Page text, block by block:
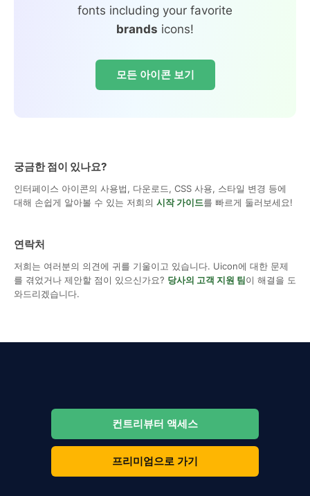
fonts including your favorite
brands icons!
모든 아이콘 보기
궁금한 점이 있나요?
인터페이스 아이콘의 사용법, 다운로드, CSS 사용, 스타일 변경 등에
대해 손쉽게 알아볼 수 있는 저희의 시작 가이드를 빠르게 둘러보세요!
연락처
저희는 여러분의 의견에 귀를 기울이고 있습니다. Uicon에 대한 문제
를 겪었거나 제안할 점이 있으신가요? 당사의 고객 지원 팀이 해결을 도
와드리겠습니다.
컨트리뷰터 액세스
프리미엄으로 가기